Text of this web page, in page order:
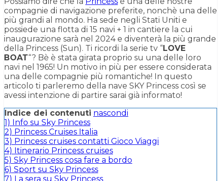
compagnie di navigazione preferite, nonchè una delle
più grandi al mondo. Ha sede negli Stati Uniti e
possiede una flotta di 15 navi + 1 in cantiere la cui
inaugurazione sarà nel 2024 e diventerà la più grande
della Princess (Sun). Ti ricordi la serie tv “LOVE
BOAT“? Bè è stata girata proprio su una delle loro
navi nel 1965! Un motivo in più per essere considerata
una delle compagnie più romantiche! In questo
articolo ti parleremo della nave SKY Princess così se
avessi intenzione di partire sarai già informato!
Indice dei contenuti nascondi
1) Info su Sky Princess
2) Princess Cruises Italia
3) Princess cruises contatti Gioco Viaggi
4) Itinerario Princess cruises
5) Sky Princess cosa fare a bordo
6) Sport su Sky Princess
7) La sera su Sky Princess